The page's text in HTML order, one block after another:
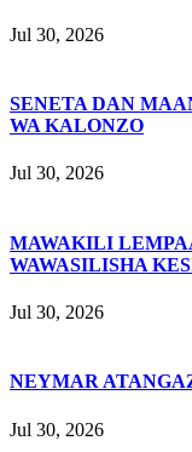
Jul 30, 2026
SENETA DAN
WA KALONZO
Jul 30, 2026
MAWAKILI
WAWASILISHA
Jul 30, 2026
NEYMAR
Jul 30, 2026